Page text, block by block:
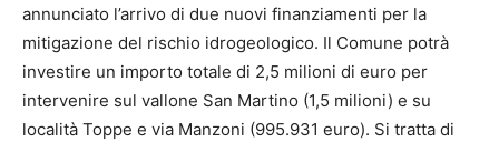
annunciato l’arrivo di due nuovi finanziamenti per la
mitigazione del rischio idrogeologico. Il Comune potrà
investire un importo totale di 2,5 milioni di euro per
intervenire sul vallone San Martino (1,5 milioni) e su
località Toppe e via Manzoni (995.931 euro). Si tratta di